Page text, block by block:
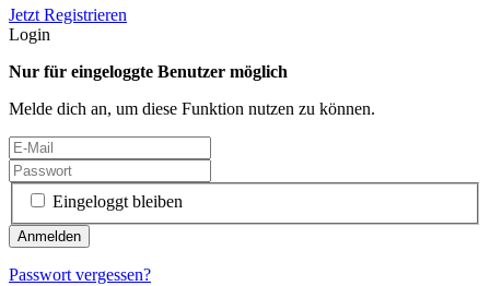
Jetzt Registrieren
Login
Nur für eingeloggte Benutzer möglich
Melde dich an, um diese Funktion nutzen zu können.
Eingeloggt bleiben
Passwort vergessen?